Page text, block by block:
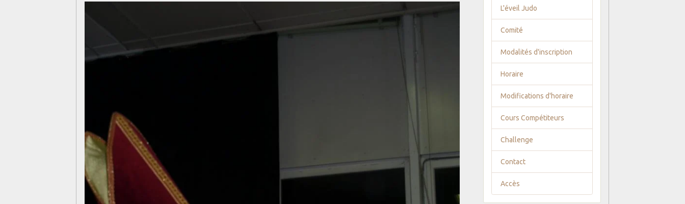
L'éveil Judo
Comité
Modalités d'inscription
Horaire
Modifications d'horaire
Cours Compétiteurs
Challenge
Contact
Accès